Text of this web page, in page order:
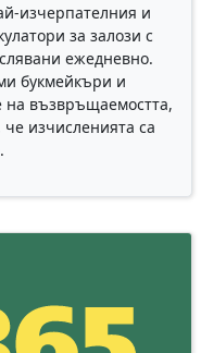
изчерпателния и
за залози с
ежедневно.
букмейкъри и
на възвръщаемостта,
изчисленията са
.